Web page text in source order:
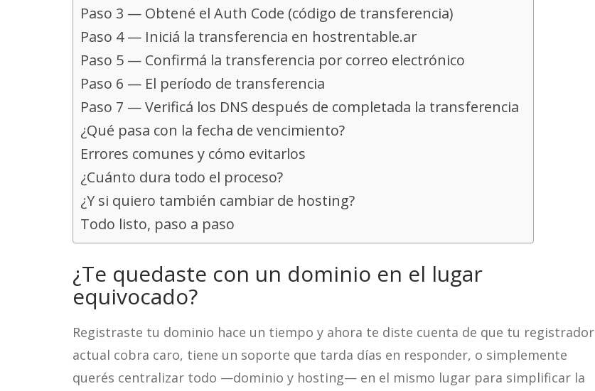
Paso 3 — Obtené el Auth Code (código de transferencia)
Paso 4 — Iniciá la transferencia en hostrentable.ar
Paso 5 — Confirmá la transferencia por correo electrónico
Paso 6 — El período de transferencia
Paso 7 — Verificá los DNS después de completada la transferencia
¿Qué pasa con la fecha de vencimiento?
Errores comunes y cómo evitarlos
¿Cuánto dura todo el proceso?
¿Y si quiero también cambiar de hosting?
Todo listo, paso a paso
¿Te quedaste con un dominio en el lugar
equivocado?
Registraste tu dominio hace un tiempo y ahora te diste cuenta de que tu registrador
actual cobra caro, tiene un soporte que tarda días en responder, o simplemente
querés centralizar todo —dominio y hosting— en el mismo lugar para simplificar la